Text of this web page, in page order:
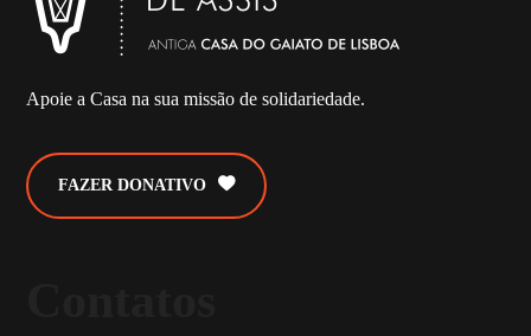
Apoie a Casa na sua missão de solidariedade.
FAZER DONATIVO